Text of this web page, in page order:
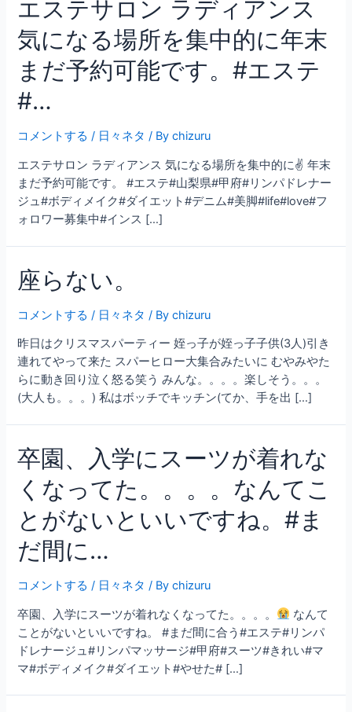
エステサロン ラディアンス
気になる場所を集中的に年末
まだ予約可能です。#エステ
#…
コメントする / 日々ネタ / Bychizuru
エステサロン ラディアンス 気になる場所を集中的に✌ 年末
まだ予約可能です。 #エステ#山梨県#甲府#リンパドレナー
ジュ#ボディメイク#ダイエット#デニム#美脚#life#love#フ
ォロワー募集中#インス […]
座らない。
コメントする / 日々ネタ / Bychizuru
昨日はクリスマスパーティー 姪っ子が姪っ子子供(3人)引き
連れてやって来た スパーヒロー大集合みたいに むやみやた
らに動き回り泣く怒る笑う みんな。。。。楽しそう。。。
(大人も。。。) 私はボッチでキッチン(てか、手を出 […]
卒園、入学にスーツが着れな
くなってた。。。。なんてこ
とがないといいですね。#ま
だ間に…
コメントする / 日々ネタ / Bychizuru
卒園、入学にスーツが着れなくなってた。。。。
なんて
ことがないといいですね。 #まだ間に合う#エステ#リンパ
ドレナージュ#リンパマッサージ#甲府#スーツ#きれい#マ
マ#ボディメイク#ダイエット#やせた# […]